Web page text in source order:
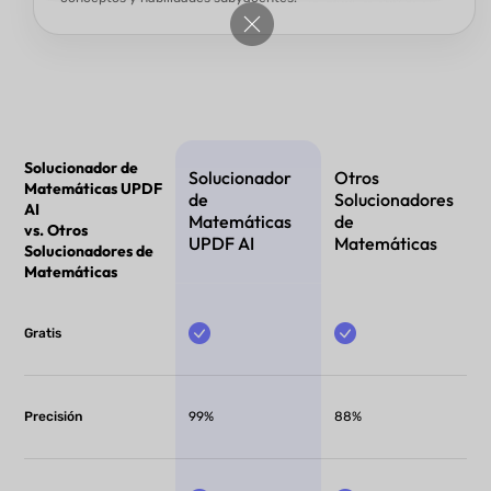
Solucionador de
Matemáticas UPDF
AI
vs. Otros
Solucionadores de
Matemáticas
Solucionador
de
Matemáticas
UPDF AI
Otros
Solucionadores
de
Matemáticas
Gratis
Precisión 99% 88%